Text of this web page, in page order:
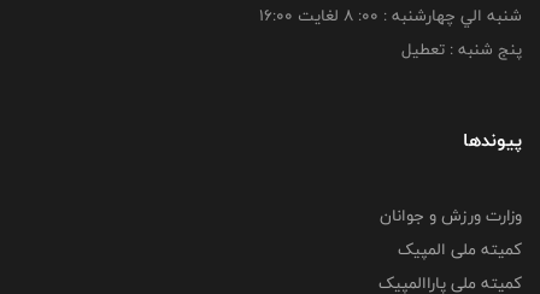
شنبه الي چهارشنبه : 00: 8 لغايت 16:00
پنج شنبه : تعطیل
پیوندها
وزارت ورزش و جوانان
کمیته ملی المپیک
کمیته ملی پاراالمپیک